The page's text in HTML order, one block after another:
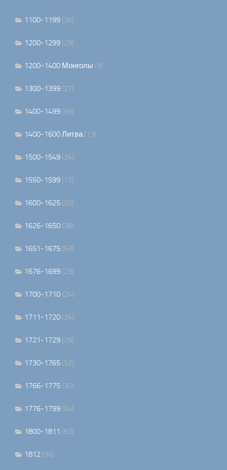
1100-1199 (36)
1200-1299 (29)
1200-1400 Монголы (9)
1300-1399 (27)
1400-1499 (56)
1400-1600 Литва(13)
1500-1549 (34)
1550-1599 (72)
1600-1625 (50)
1626-1650 (38)
1651-1675 (53)
1676-1699 (23)
1700-1710 (24)
1711-1720 (34)
1721-1729 (29)
1730-1765 (52)
1766-1775 (30)
1776-1799 (64)
1800-1811 (62)
1812 (36)